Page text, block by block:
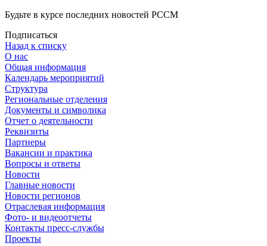
Будьте в курсе последних новостей РССМ
Подписаться
Назад к списку
О нас
Общая информация
Календарь мероприятий
Структура
Региональные отделения
Документы и символика
Отчет о деятельности
Реквизиты
Партнеры
Вакансии и практика
Вопросы и ответы
Новости
Главные новости
Новости регионов
Отраслевая информация
Фото- и видеоотчеты
Контакты пресс-службы
Проекты